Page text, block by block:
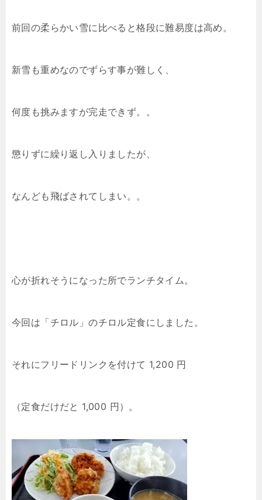
前回の柔らかい雪に比べると格段に難易度は高め。
新雪も重めなのでずらす事が難しく、
何度も挑みますが完走できず。。
懲りずに繰り返し入りましたが、
なんども飛ばされてしまい。。
心が折れそうになった所でランチタイム。
今回は「チロル」のチロル定食にしました。
それにフリードリンクを付けて 1,200 円
（定食だけだと 1,000 円）。